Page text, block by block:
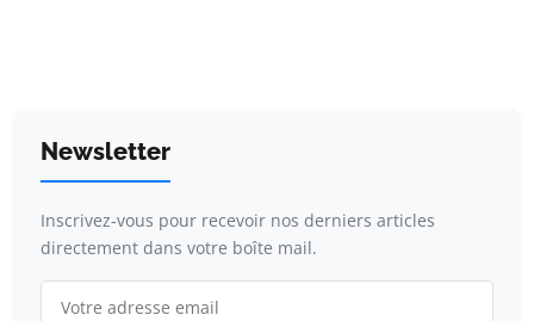
Newsletter
Inscrivez-vous pour recevoir nos derniers articles
directement dans votre boîte mail.